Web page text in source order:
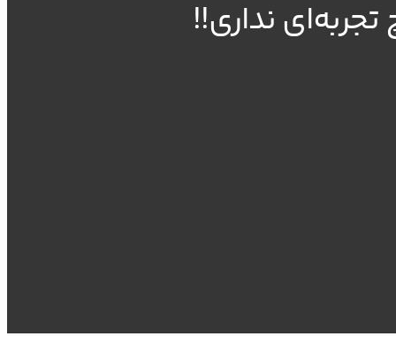
نداری!!